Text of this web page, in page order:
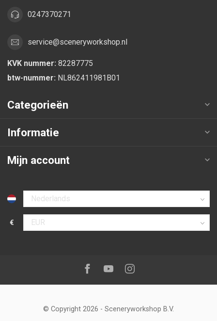
0247370271
service@sceneryworkshop.nl
KVK nummer: 82287775
btw-nummer: NL862411981B01
Categorieën
Informatie
Mijn account
Selecteer taal
€
Selecteer valuta
Volg ons op:Facebook
YoutubeInstagram
© Copyright 2026 - Sceneryworkshop B.V.